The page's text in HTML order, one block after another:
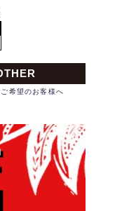
希望のお客様へ